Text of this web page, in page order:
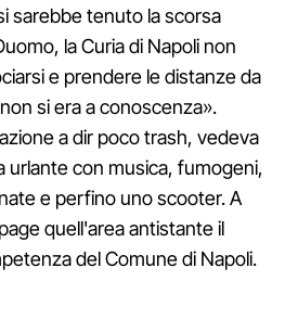
sarebbe tenuto la scorsa
la Curia di Napoli non
e prendere le distanze da
si era a conoscenza».
a dir poco trash, vedeva
urlante con musica, fumogeni,
e perfino uno scooter. A
quell'area antistante il
del Comune di Napoli.